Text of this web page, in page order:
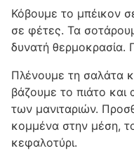
Κόβουμε το μπέικον
σε φέτες. Τα
δυνατή θερμοκρασία.
Πλένουμε τη σαλάτα
βάζουμε το πιάτο
των μανιταριών.
κομμένα στην μέση,
κεφαλοτύρι.